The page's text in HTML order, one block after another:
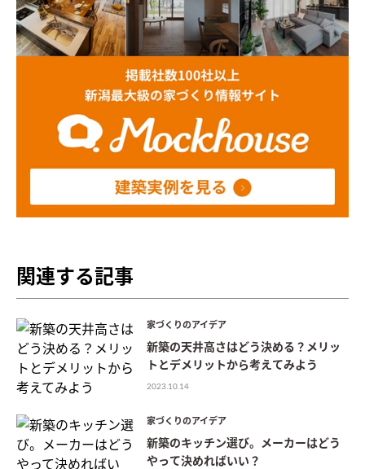
関連する記事
家づくりのアイデア
新築の天井高さはどう決める？メリッ
トとデメリットから考えてみよう
2023.10.14
家づくりのアイデア
新築のキッチン選び。メーカーはどう
やって決めればいい？